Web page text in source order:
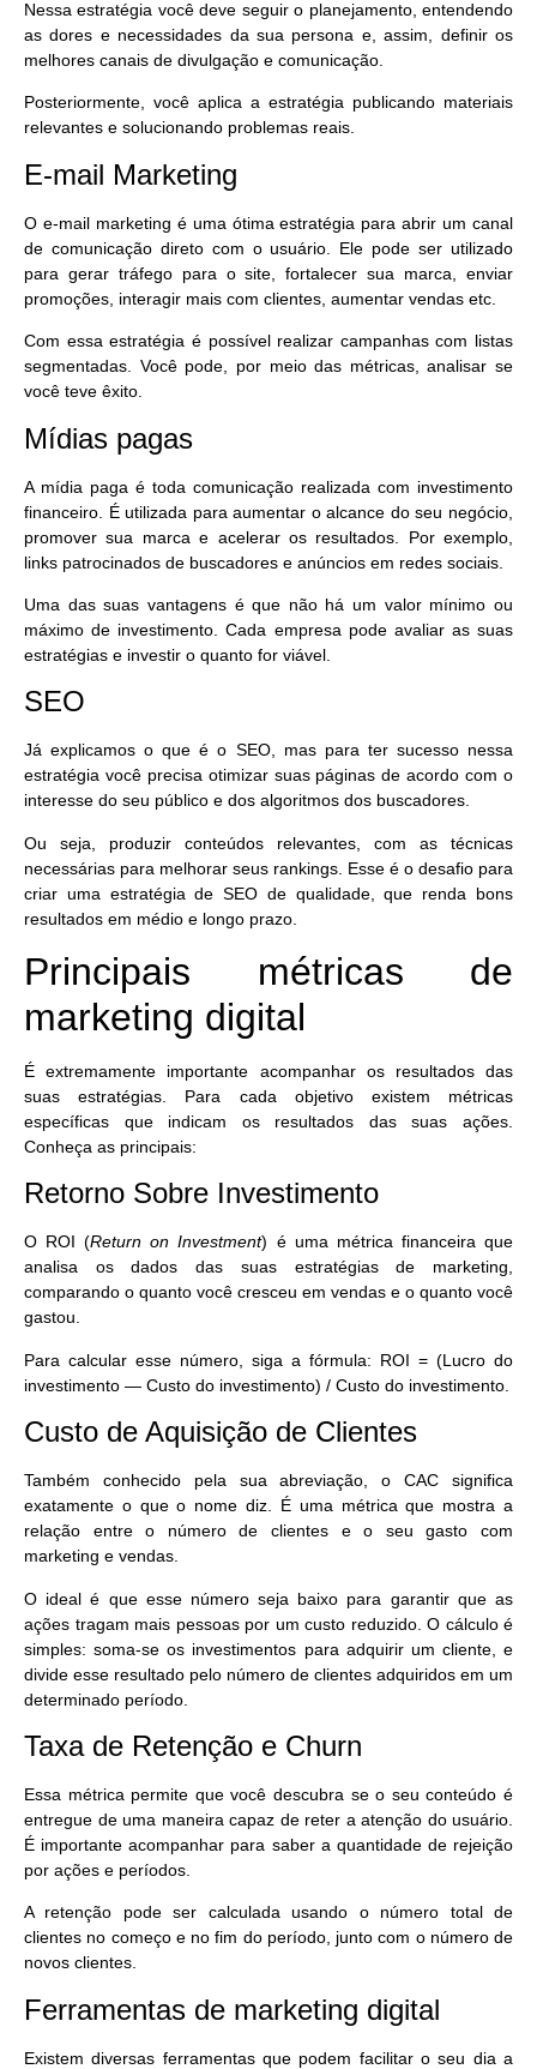
Nessa estratégia você deve seguir o planejamento, entendendo
as dores e necessidades da sua persona e, assim, definir os
melhores canais de divulgação e comunicação.
Posteriormente, você aplica a estratégia publicando materiais
relevantes e solucionando problemas reais.
E-mail Marketing
O e-mail marketing é uma ótima estratégia paraabrir um canal
de comunicação direto com o usuário. Ele pode ser utilizado
para gerar tráfego para o site, fortalecer sua marca, enviar
promoções, interagir mais com clientes, aumentar vendas etc.
Com essa estratégia é possível realizar campanhas com listas
segmentadas . Você pode, por meio das métricas, analisar se
você teve êxito.
Mídias pagas
A mídia paga é toda comunicação realizada com investimento
financeiro . É utilizada para aumentar o alcance do seu negócio,
promover sua marca e acelerar os resultados. Por exemplo,
links patrocinados de buscadores e anúncios em redes sociais.
Uma das suas vantagens é que não há um valor mínimo ou
máximo de investimento. Cada empresa pode avaliar as suas
estratégias e investir o quanto for viável.
SEO
Já explicamos o que é o SEO, mas para ter sucesso nessa
estratégia você precisa otimizar suas páginas de acordo com o
interesse do seu público e dos algoritmos dos buscadores.
Ou seja, produzir conteúdos relevantes, com as técnicas
necessárias para melhorar seus rankings. Esse é o desafio para
criar uma estratégia de SEO de qualidade, que renda bons
resultados em médio e longo prazo.
Principais métricas de
marketing digital
É extremamente importante acompanhar os resultados das
suas estratégias . Para cada objetivo existem métricas
específicas que indicam os resultados das suas ações.
Conheça as principais:
Retorno Sobre Investimento
O ROI (Return on Investment) é uma métrica financeira que
analisa os dados das suas estratégias de marketing,
comparando o quanto você cresceu em vendas e o quanto você
gastou.
Para calcular esse número, siga a fórmula: ROI = (Lucro do
investimento — Custo do investimento) / Custo do investimento.
Custo de Aquisição de Clientes
Também conhecido pela sua abreviação, o CAC significa
exatamente o que o nome diz. É uma métrica que mostra a
relação entre o número de clientes e o seu gasto com
marketing e vendas.
O ideal é que esse número seja baixo para garantir que as
ações tragam mais pessoas por um custo reduzido. O cálculo é
simples: soma-se os investimentos para adquirir um cliente, e
divide esse resultado pelo número de clientes adquiridos em um
determinado período.
Taxa de Retenção e Churn
Essa métrica permite que você descubra se o seu conteúdo é
entregue de uma maneira capaz dereter a atenção do usuário
É importante acompanhar para saber a quantidade de rejeição
por ações e períodos.
A retenção pode ser calculada usando o número total de
clientes no começo e no fim do período, junto com o número de
novos clientes.
Ferramentas de marketing digital
Existem diversas ferramentas que podem facilitar o seu dia a